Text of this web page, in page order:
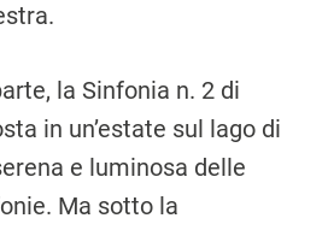
la Sinfonia n. 2 di
in un’estate sul lago di
e luminosa delle
Ma sotto la